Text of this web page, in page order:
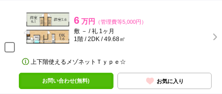
6 万円 （管理費等5,000円）
敷 － / 礼 1ヶ月
1階 / 2DK / 49.68㎡
上下階使えるメゾネットＴｙｐｅ☆
お問い合わせ(無料) お気に入り